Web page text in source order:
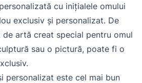
cu inițialele omului
exclusiv și personalizat. De
de artă creat special pentru omul
sau o pictură, poate fi o
personalizat este cel mai bun